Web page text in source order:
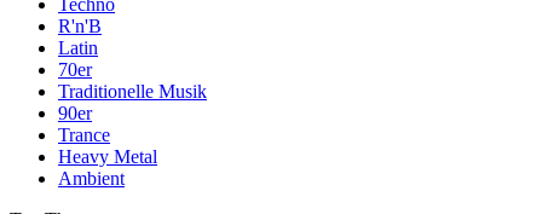
Techno
R'n'B
Latin
70er
Traditionelle Musik
90er
Trance
Heavy Metal
Ambient